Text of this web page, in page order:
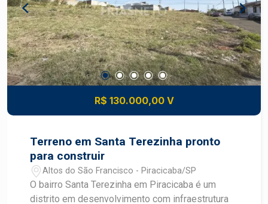
perspectiva de ganho patrimonial Conveniência:
proximidade de escolas, supermercados,
transportes, serviços e lazer comunitário
Construa o imóvel dos seus sonhos com
segurança e excelente potencial de valorização.
Construa seu futuro com quem é agente de
desenvolvimento do mercado imobiliário de
Piracicaba. Agende sua visita.
R$ 130.000,00 V
Terreno em Santa Terezinha pronto
para construir
Altos do São Francisco - Piracicaba/SP
O bairro Santa Terezinha em Piracicaba é um
distrito em desenvolvimento com infraestrutura